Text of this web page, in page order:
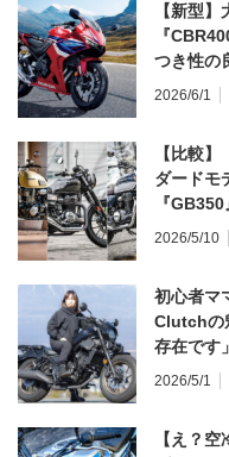
【新型
『
つき性の
2026/6/1
【比較
ダードモ
『
2026/5/10
初心者マ
Clutchの
存在です」
2026/5/1
【え？